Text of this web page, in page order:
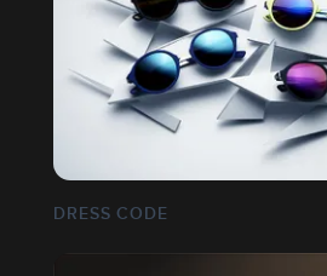
DRESS CODE